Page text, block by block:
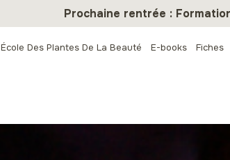
Prochaine rentrée :
École Des Plantes De La Beauté E-books Fiches